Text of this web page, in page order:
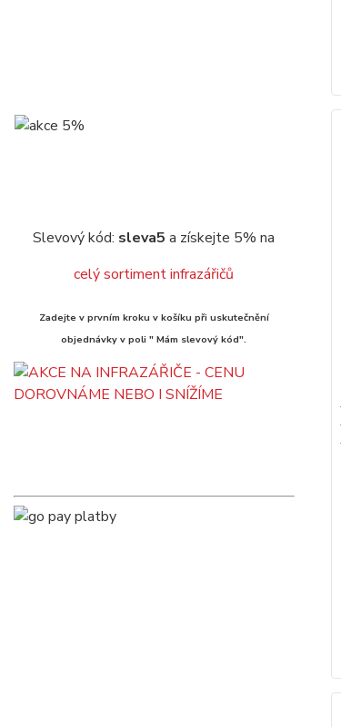
Slevový kód: sleva5 a získejte 5% na
celý sortiment infrazářičů
Zadejte v prvním kroku v košíku při uskutečnění
objednávky v poli " Mám slevový kód".